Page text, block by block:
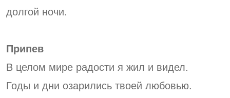
долгой ночи.
Припев
В целом мире радости я жил и видел.
Годы и дни озарились твоей любовью.